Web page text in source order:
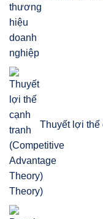
Thuyết lợi thế
Theory)